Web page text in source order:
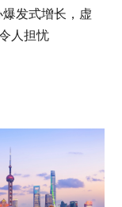
爆发式增长，虚
人担忧